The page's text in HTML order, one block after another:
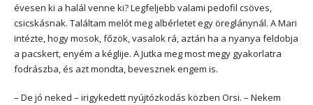
évesen ki a halál venne ki? Legfeljebb valami pedofil csöves,
csicskásnak. Találtam melót meg albérletet egy öreglánynál. A Mari
intézte, hogy mosok, főzök, vasalok rá, aztán ha a nyanya feldobja
a pacskert, enyém a kéglije. A Jutka meg most megy gyakorlatra
fodrászba, és azt mondta, bevesznek engem is.
– De jó neked – irigykedett nyújtózkodás közben Orsi. – Nekem